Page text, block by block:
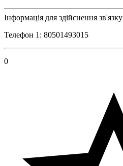
Інформація для здійснення зв'язку
Телефон 1: 80501493015
0